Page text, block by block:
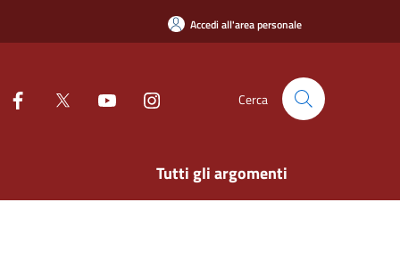
Accedi all'area personale
Cerca
Tutti gli argomenti